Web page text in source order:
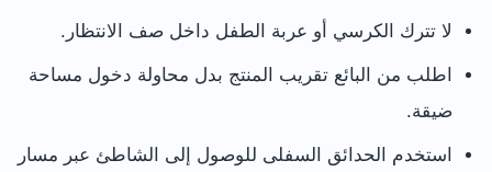
لا تترك الكرسي أو عربة الطفل داخل صف الانتظار.
اطلب من البائع تقريب المنتج بدل محاولة دخول مساحة
ضيقة.
استخدم الحدائق السفلى للوصول إلى الشاطئ عبر مسار